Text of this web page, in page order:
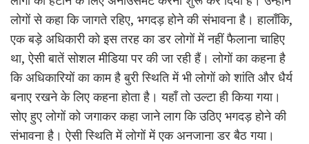
लोगों से कहा कि जागते रहिए, भगदड़ होने की संभावना है। हालाँकि,
एक बड़े अधिकारी को इस तरह का डर लोगों में नहीं फैलाना चाहिए
था, ऐसी बातें सोशल मीडिया पर की जा रही हैं। लोगों का कहना है
कि अधिकारियों का काम है बुरी स्थिति में भी लोगों को शांति और धैर्य
बनाए रखने के लिए कहना होता है। यहाँ तो उल्टा ही किया गया।
सोए हुए लोगों को जगाकर कहा जाने लाग कि उठिए भगदड़ होने की
संभावना है। ऐसी स्थिति में लोगों में एक अनजाना डर बैठ गया।